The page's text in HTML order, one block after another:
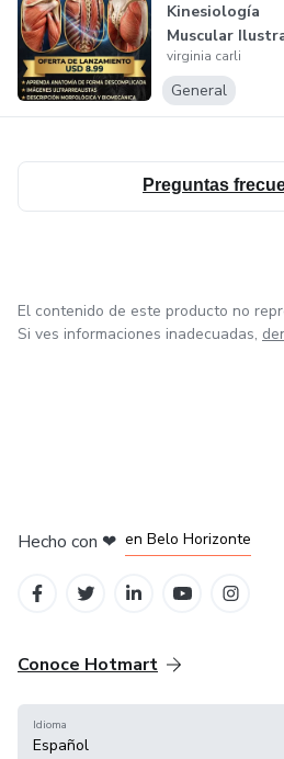
Kinesiología
Muscular
virginia carli
General
Preguntas
El contenido de este producto no
Si ves informaciones inadecuadas,
Hecho con ❤ en Belo Horizonte
Conoce Hotmart
Idioma
Español